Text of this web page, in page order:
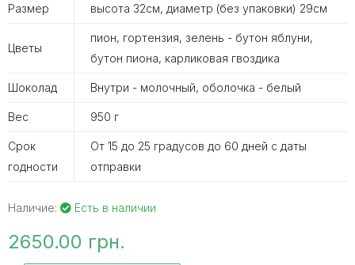
Размер высота 32см, диаметр (без упаковки) 29см
Цветы
пион, гортензия, зелень - бутон яблуни,
бутон пиона, карликовая гвоздика
Шоколад Внутри - молочный, оболочка - белый
Вес 950 г
Срок
годности
От 15 до 25 градусов до 60 дней с даты
отправки
Наличие: Есть в наличии
2650.00 грн.